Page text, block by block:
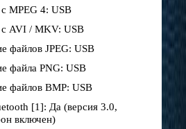
MPEG 4: USB
AVI / MKV: USB
файлов JPEG: USB
файла PNG: USB
файлов BMP: USB
[1]: Да (версия 3.0,
включен)